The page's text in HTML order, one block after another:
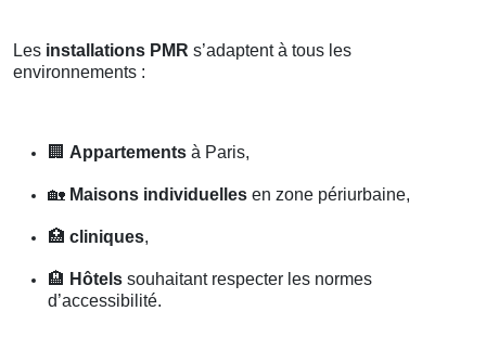
Les installations PMR s’adaptent à tous les
environnements :
🏢 Appartements à Paris,
🏡 Maisons individuelles en zone périurbaine,
🏥 cliniques,
🏨 Hôtels souhaitant respecter les normes
d’accessibilité.